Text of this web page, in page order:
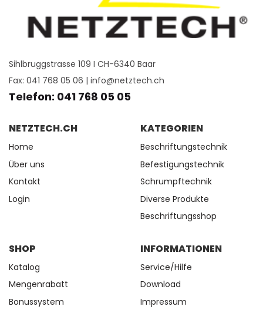
Sihlbruggstrasse 109 I CH-6340 Baar
Fax: 041 768 05 06 | info@netztech.ch
Telefon: 041 768 05 05
NETZTECH.CH
Home
Über uns
Kontakt
Login
KATEGORIEN
Beschriftungstechnik
Befestigungstechnik
Schrumpftechnik
Diverse Produkte
Beschriftungsshop
SHOP
Katalog
Mengenrabatt
Bonussystem
INFORMATIONEN
Service/Hilfe
Download
Impressum